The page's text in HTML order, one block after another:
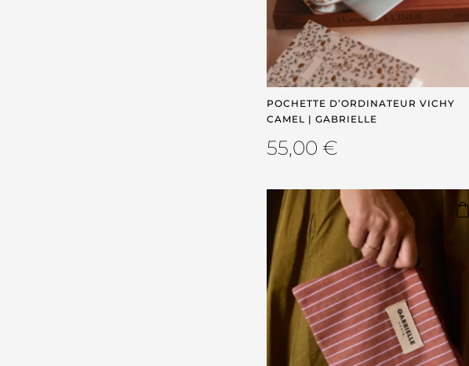
POCHETTE D’ORDINATEUR VICHY
CAMEL | GABRIELLE
55,00 €